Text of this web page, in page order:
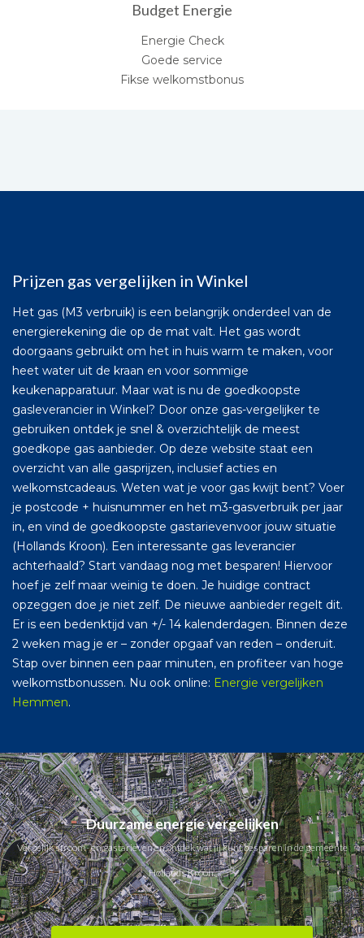
Budget Energie
Energie Check
Goede service
Fikse welkomstbonus
Prijzen gas vergelijken in Winkel
Het gas (M3 verbruik) is een belangrijk onderdeel van de
energierekening die op de mat valt. Het gas wordt
doorgaans gebruikt om het in huis warm te maken, voor
heet water uit de kraan en voor sommige
keukenapparatuur. Maar wat is nu de goedkoopste
gasleverancier in Winkel? Door onze gas-vergelijker te
gebruiken ontdek je snel & overzichtelijk de meest
goedkope gas aanbieder. Op deze website staat een
overzicht van alle gasprijzen, inclusief acties en
welkomstcadeaus. Weten wat je voor gas kwijt bent? Voer
je postcode + huisnummer en het m3-gasverbruik per jaar
in, en vind de goedkoopste gastarievenvoor jouw situatie
(Hollands Kroon). Een interessante gas leverancier
achterhaald? Start vandaag nog met besparen! Hiervoor
hoef je zelf maar weinig te doen. Je huidige contract
opzeggen doe je niet zelf. De nieuwe aanbieder regelt dit.
Er is een bedenktijd van +/- 14 kalenderdagen. Binnen deze
2 weken mag je er – zonder opgaaf van reden – onderuit.
Stap over binnen een paar minuten, en profiteer van hoge
welkomstbonussen. Nu ook online: Energie vergelijken
Hemmen.
Duurzame energie vergelijken
Vergelijk stroom- en gastarieven en ontdek wat jij kunt besparen in de gemeente
Hollands Kroon.